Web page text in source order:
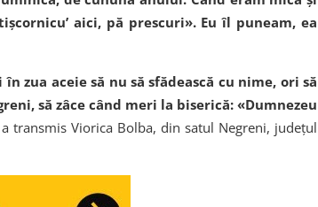
aici, pă prescuri». Eu îl puneam, ea
zua aceie să nu să sfădească cu nime, ori să
să zâce când meri la biserică: «Dumnezeu
transmis Viorica Bolba, din satul Negreni, județul